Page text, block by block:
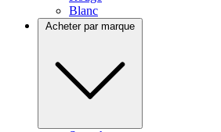
Blanc
Acheter par marque